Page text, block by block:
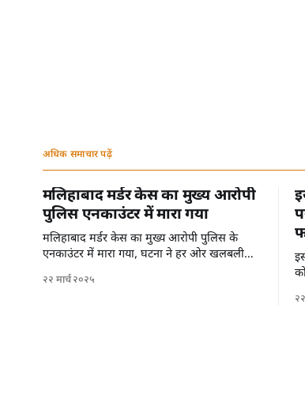
अधिक समाचार पढ़ें
मलिहाबाद मर्डर केस का मुख्य आरोपी
पुलिस एनकाउंटर में मारा गया
मलिहाबाद मर्डर केस का मुख्य आरोपी पुलिस के
एनकाउंटर में मारा गया, घटना ने हर ओर खलबली
मचा दी है।
२२ मार्च २०२५